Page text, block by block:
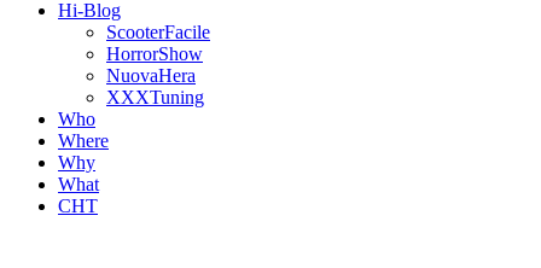
Hi-Blog
ScooterFacile
HorrorShow
NuovaHera
XXXTuning
Who
Where
Why
What
CHT